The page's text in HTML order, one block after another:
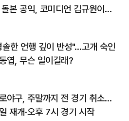
본 공익, 코미디언 김규원이었
솔한 언행 깊이 반성"…고개 숙인
엽, 무슨 일이길래?
야구, 주말까지 전 경기 취소…
재개·오후 7시 경기 시작